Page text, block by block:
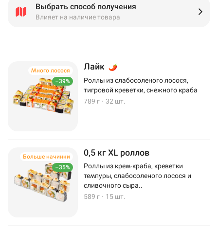
Выбрать способ получения
Влияет на наличие товара
–39%
Много лосося Лайк
Роллы из слабосоленого лосося,
тигровой креветки, снежного краба
789 г · 32 шт.
–35%
Больше начинки 0,5 кг XL роллов
Роллы из крем-краба, креветки
темпуры, слабосоленого лосося и
сливочного сыра..
589 г · 15 шт.